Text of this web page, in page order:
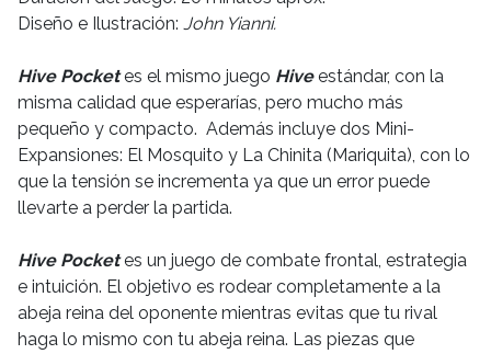
Diseño e Ilustración: John Yianni.
Hive Pocketes el mismo juego Hiveestándar, con la
misma calidad que esperarías, pero mucho más
pequeño y compacto. Además incluye dos Mini-
Expansiones: El Mosquito y La Chinita (Mariquita), con lo
que la tensión se incrementa ya que un error puede
llevarte a perder la partida.
Hive Pocketes un juego de combate frontal, estrategia
e intuición. El objetivo es rodear completamente a la
abeja reina del oponente mientras evitas que tu rival
haga lo mismo con tu abeja reina. Las piezas que